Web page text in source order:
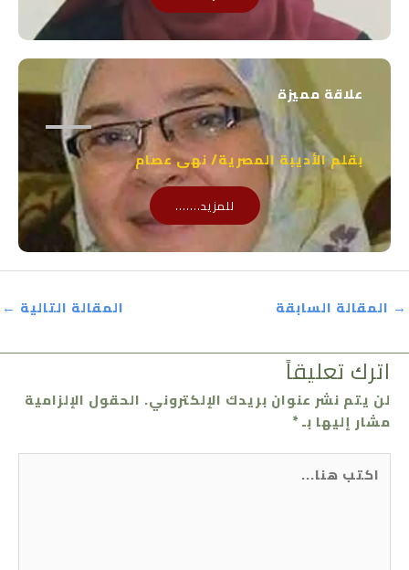
علاقة مميزة
بقلم الأديبة المصرية/ نهى عصام
للمزيد.......
→ المقالة السابقة المقالة التالية ←
اترك تعليقاً
لن يتم نشر عنوان بريدك الإلكتروني. الحقول الإلزامية
مشار إليها بـ*
اكتب
هنا...